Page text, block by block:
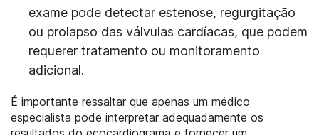
exame pode detectar estenose, regurgitação
ou prolapso das válvulas cardíacas, que podem
requerer tratamento ou monitoramento
adicional.
É importante ressaltar que apenas um médico
especialista pode interpretar adequadamente os